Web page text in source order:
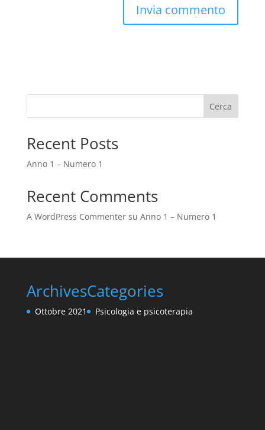
Cerca
Recent Posts
Anno 1 – Numero 1
Recent Comments
A WordPress Commentersu Anno 1 – Numero 1
Archives
Ottobre 2021
Categories
Psicologia e psicoterapia